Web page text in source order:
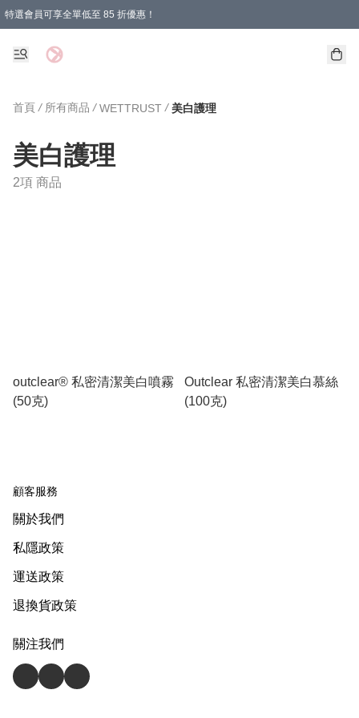
特選會員可享全單低至 85 折優惠！
購物滿 HKD 1000.00即享免運費優惠！（適用於 特定的送貨方式 )
首頁 / 所有商品 / WETTRUST / 美白護理
美白護理
2項 商品
outclear® 私密清潔美白噴霧
(50克)
Outclear 私密清潔美白慕絲
(100克)
顧客服務
關於我們
私隱政策
運送政策
退換貨政策
關注我們